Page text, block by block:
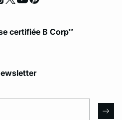
certifiée B Corp™